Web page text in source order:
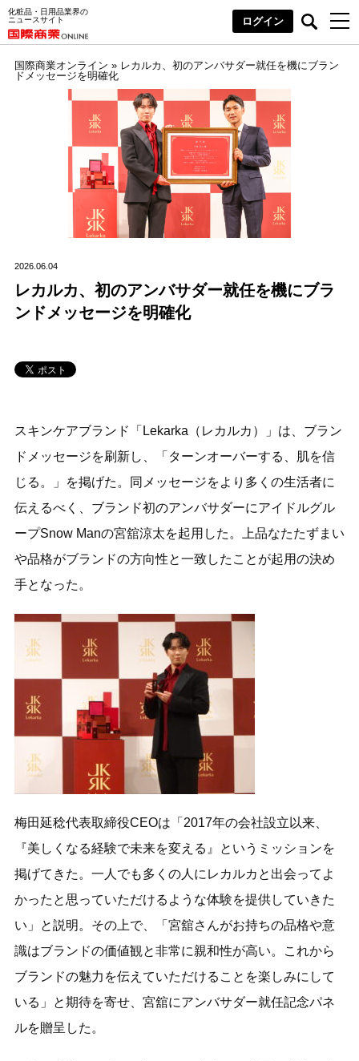
化粧品・日用品業界の
ニュースサイト
ログイン
国際商業オンライン » レカルカ、初のアンバサダー就任を機にブラン
ドメッセージを明確化
2026.06.04
レカルカ、初のアンバサダー就任を機にブラ
ンドメッセージを明確化
スキンケアブランド「Lekarka（レカルカ）」は、ブラン
ドメッセージを刷新し、「ターンオーバーする、肌を信
じる。」を掲げた。同メッセージをより多くの生活者に
伝えるべく、ブランド初のアンバサダーにアイドルグル
ープSnow Manの宮舘涼太を起用した。上品なたたずまい
や品格がブランドの方向性と一致したことが起用の決め
手となった。
梅田延稔代表取締役CEOは「2017年の会社設立以来、
『美しくなる経験で未来を変える』というミッションを
掲げてきた。一人でも多くの人にレカルカと出会ってよ
かったと思っていただけるような体験を提供していきた
い」と説明。その上で、「宮舘さんがお持ちの品格や意
識はブランドの価値観と非常に親和性が高い。これから
ブランドの魅力を伝えていただけることを楽しみにして
いる」と期待を寄せ、宮舘にアンバサダー就任記念パネ
ルを贈呈した。